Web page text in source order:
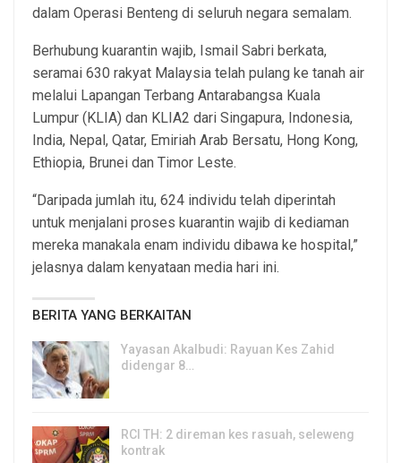
dalam Operasi Benteng di seluruh negara semalam.
Berhubung kuarantin wajib, Ismail Sabri berkata,
seramai 630 rakyat Malaysia telah pulang ke tanah air
melalui Lapangan Terbang Antarabangsa Kuala
Lumpur (KLIA) dan KLIA2 dari Singapura, Indonesia,
India, Nepal, Qatar, Emiriah Arab Bersatu, Hong Kong,
Ethiopia, Brunei dan Timor Leste.
“Daripada jumlah itu, 624 individu telah diperintah
untuk menjalani proses kuarantin wajib di kediaman
mereka manakala enam individu dibawa ke hospital,”
jelasnya dalam kenyataan media hari ini.
BERITA YANG BERKAITAN
Yayasan Akalbudi: Rayuan Kes Zahid
didengar 8…
RCI TH: 2 direman kes rasuah, seleweng
kontrak